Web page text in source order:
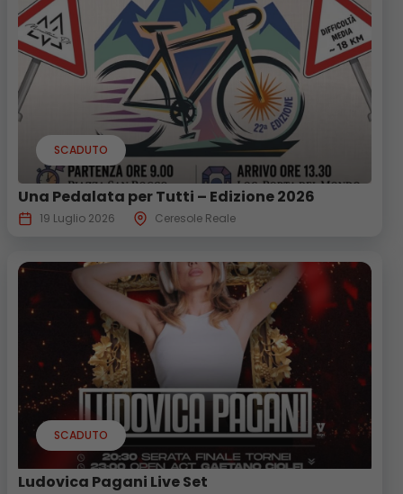
SCADUTO
Una Pedalata per Tutti – Edizione 2026
19 Luglio 2026 Ceresole Reale
SCADUTO
Ludovica Pagani Live Set